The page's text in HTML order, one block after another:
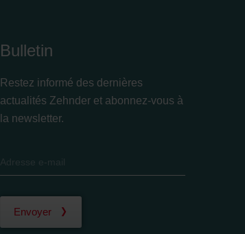
Bulletin
Restez informé des dernières
actualités Zehnder et abonnez-vous à
la newsletter.
Envoyer